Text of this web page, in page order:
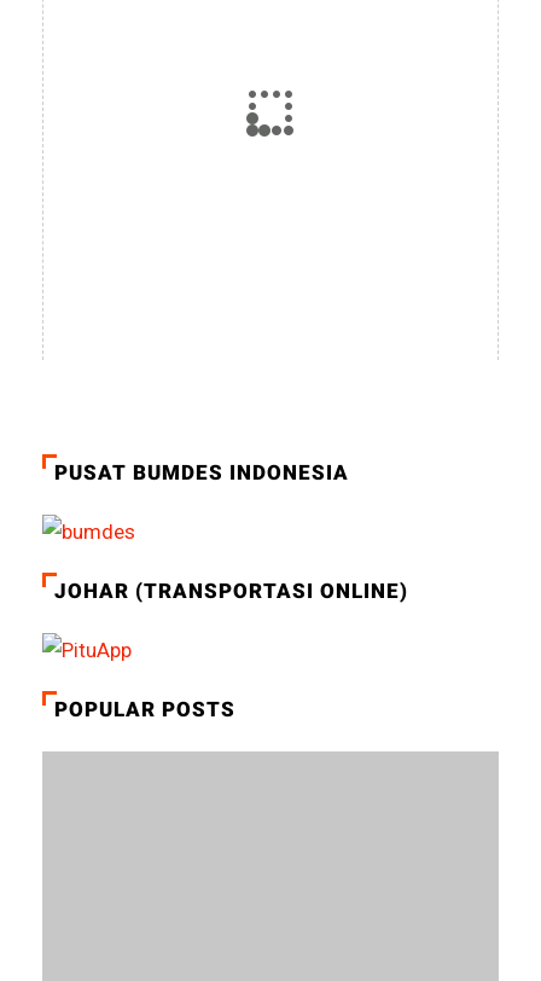
PUSAT BUMDES INDONESIA
JOHAR (TRANSPORTASI ONLINE)
POPULAR POSTS